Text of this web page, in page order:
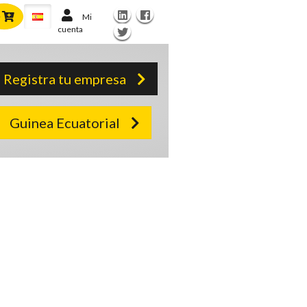
Mi
cuenta
Registra tu empresa
Guinea Ecuatorial